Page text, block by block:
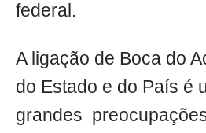
federal.
A ligação de Boca do
do Estado e do País é
grandes